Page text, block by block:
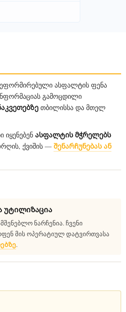
ასფალტის ფენა
გამოცდილი
თბილისსა და მთელ
ასფალტის მჭრელებს
ქვიშის — შენარჩუნებას ან
უტილიზაცია
ნარჩენია. ჩვენი
მის ოპერატიულ დატვირთვასა
.